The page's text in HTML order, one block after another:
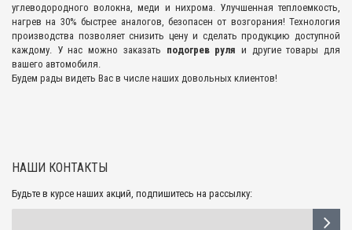
углеводородного волокна, меди и нихрома. Улучшенная теплоемкость,
нагрев на 30% быстрее аналогов, безопасен от возгорания! Технология
производства позволяет снизить цену и сделать продукцию доступной
каждому. У нас можно заказать подогрев руля и другие товары для
вашего автомобиля.
Будем рады видеть Вас в числе наших довольных клиентов!
НАШИ КОНТАКТЫ
Будьте в курсе наших акций, подпишитесь на рассылку: